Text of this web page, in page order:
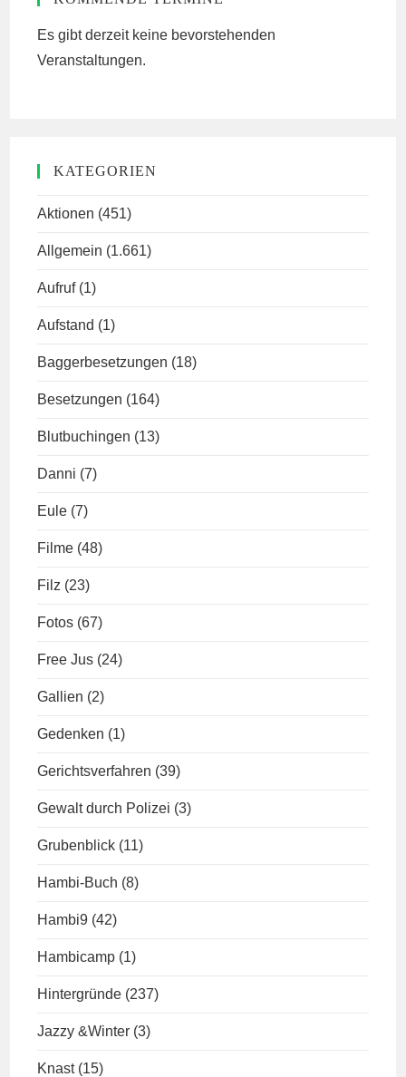
Es gibt derzeit keine bevorstehenden
Veranstaltungen.
KATEGORIEN
Aktionen (451)
Allgemein (1.661)
Aufruf (1)
Aufstand (1)
Baggerbesetzungen (18)
Besetzungen (164)
Blutbuchingen (13)
Danni (7)
Eule (7)
Filme (48)
Filz (23)
Fotos (67)
Free Jus (24)
Gallien (2)
Gedenken (1)
Gerichtsverfahren (39)
Gewalt durch Polizei (3)
Grubenblick (11)
Hambi-Buch (8)
Hambi9 (42)
Hambicamp (1)
Hintergründe (237)
Jazzy &Winter (3)
Knast (15)